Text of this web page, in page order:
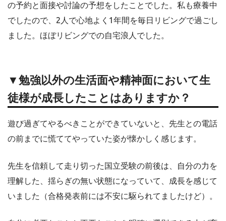
の予約と面接や討論の予想をしたことでした。私も療養中
でしたので、2人で心地よく1年間を毎日リビングで過ごし
ました。ほぼリビングでの自宅浪人でした。
▼勉強以外の生活面や精神面において生
徒様が成長したことはありますか？
遊び過ぎてやるべきことができていないと、先生との電話
の前までに慌ててやっていた姿が懐かしく感じます。
先生を信頼して走り切った国立受験の前後は、自分の力を
理解した、揺らぎの無い状態になっていて、成長を感じて
いました（合格発表前には不安に駆られてましたけど）。